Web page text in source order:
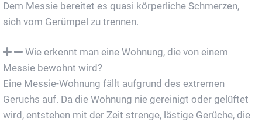
Dem Messie bereitet es quasi körperliche Schmerzen,
sich vom Gerümpel zu trennen.
Wie erkennt man eine Wohnung, die von einem
Messie bewohnt wird?
Eine Messie-Wohnung fällt aufgrund des extremen
Geruchs auf. Da die Wohnung nie gereinigt oder gelüftet
wird, entstehen mit der Zeit strenge, lästige Gerüche, die